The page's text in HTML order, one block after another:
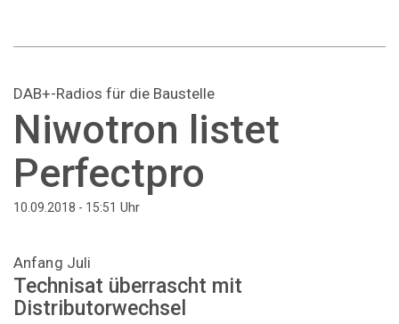
DAB+-Radios für die Baustelle
Niwotron listet
Perfectpro
10.09.2018 - 15:51 Uhr
Anfang Juli
Technisat überrascht mit
Distributorwechsel